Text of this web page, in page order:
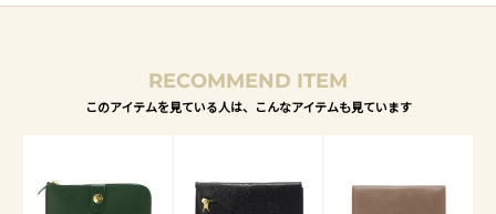
RECOMMEND ITEM
このアイテムを見ている人は、こんなアイテムも見ています